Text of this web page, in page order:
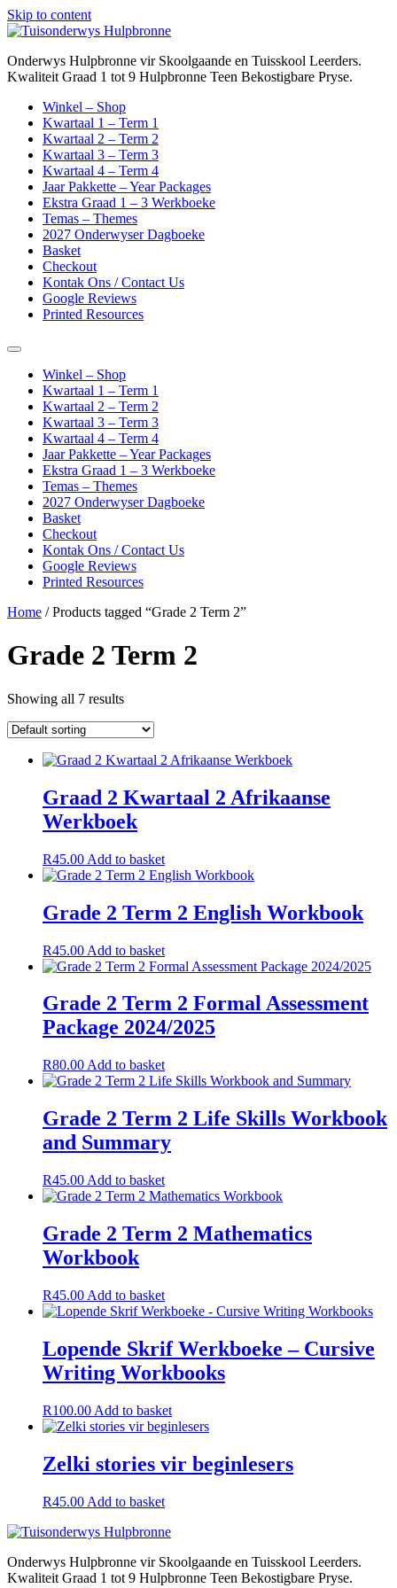
Skip to content
Onderwys Hulpbronne vir Skoolgaande en Tuisskool Leerders.
Kwaliteit Graad 1 tot 9 Hulpbronne Teen Bekostigbare Pryse.
Winkel – Shop
Kwartaal 1 – Term 1
Kwartaal 2 – Term 2
Kwartaal 3 – Term 3
Kwartaal 4 – Term 4
Jaar Pakkette – Year Packages
Ekstra Graad 1 – 3 Werkboeke
Temas – Themes
2027 Onderwyser Dagboeke
Basket
Checkout
Kontak Ons / Contact Us
Google Reviews
Printed Resources
Winkel – Shop
Kwartaal 1 – Term 1
Kwartaal 2 – Term 2
Kwartaal 3 – Term 3
Kwartaal 4 – Term 4
Jaar Pakkette – Year Packages
Ekstra Graad 1 – 3 Werkboeke
Temas – Themes
2027 Onderwyser Dagboeke
Basket
Checkout
Kontak Ons / Contact Us
Google Reviews
Printed Resources
Home / Products tagged “Grade 2 Term 2”
Grade 2 Term 2
Showing all 7 results
Graad 2 Kwartaal 2 Afrikaanse
Werkboek
R45.00 Add to basket
Grade 2 Term 2 English Workbook
R45.00 Add to basket
Grade 2 Term 2 Formal Assessment
Package 2024/2025
R80.00 Add to basket
Grade 2 Term 2 Life Skills Workbook
and Summary
R45.00 Add to basket
Grade 2 Term 2 Mathematics
Workbook
R45.00 Add to basket
Lopende Skrif Werkboeke – Cursive
Writing Workbooks
R100.00 Add to basket
Zelki stories vir beginlesers
R45.00 Add to basket
Onderwys Hulpbronne vir Skoolgaande en Tuisskool Leerders.
Kwaliteit Graad 1 tot 9 Hulpbronne Teen Bekostigbare Pryse.